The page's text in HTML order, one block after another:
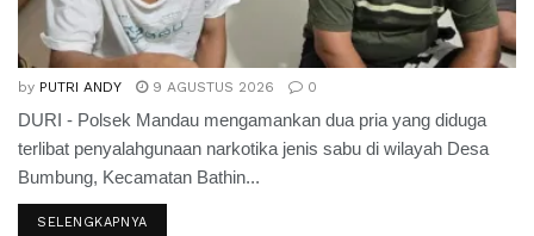
by PUTRI ANDY 9 AGUSTUS 2026 0
DURI - Polsek Mandau mengamankan dua pria yang diduga
terlibat penyalahgunaan narkotika jenis sabu di wilayah Desa
Bumbung, Kecamatan Bathin...
SELENGKAPNYA